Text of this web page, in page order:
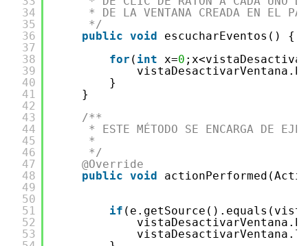
34
35
36
37
38
39
40
41
42
43
44
45
46
47
48
49
50
51
52
53
* DE LA VENTANA CREADA EN EL
*/
public void
escucharEventos() {
for ( int x=0
}
}
/**
* ESTE MÉTODO SE ENCARGA DE
*
*/
@Override
public void
if